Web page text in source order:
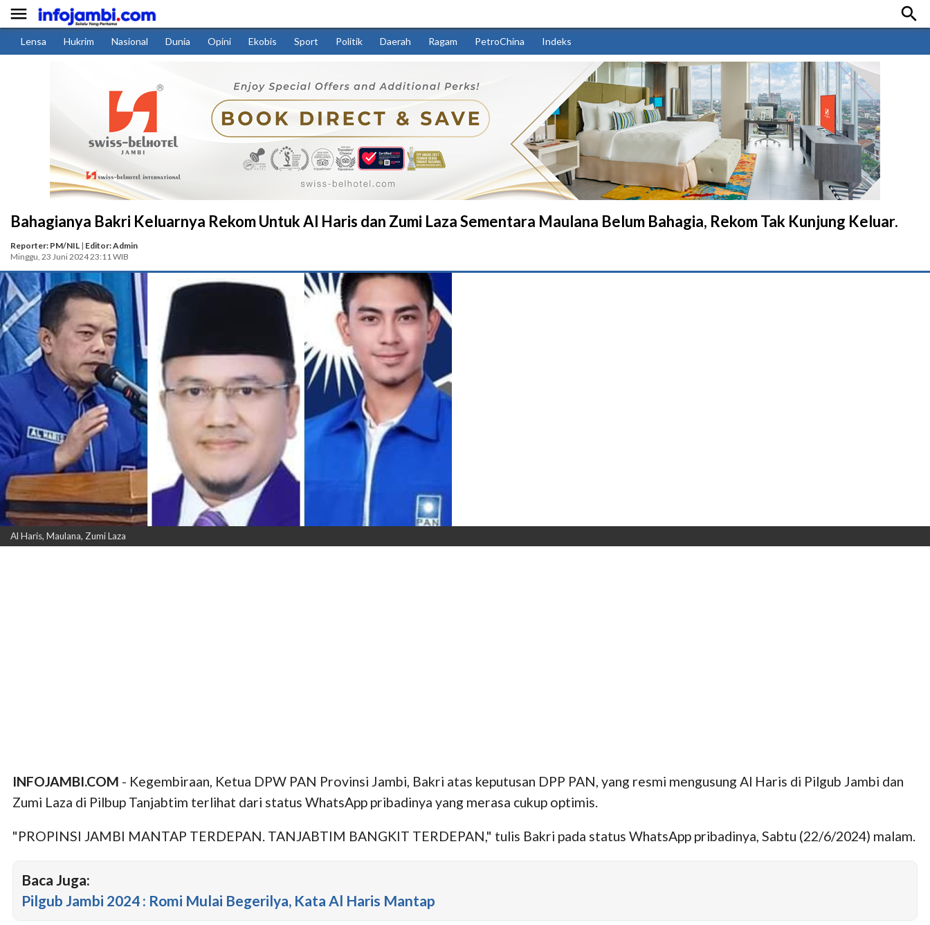
 
Lensa Hukrim Nasional Dunia Opini Ekobis Sport Politik Daerah Ragam PetroChina Indeks
Bahagianya Bakri Keluarnya Rekom Untuk Al Haris dan Zumi Laza Sementara Maulana Belum Bahagia, Rekom Tak Kunjung Keluar.
Reporter: PM/NIL | Editor: Admin
Minggu, 23 Juni 2024 23:11 WIB
Al Haris, Maulana, Zumi Laza
INFOJAMBI.COM - Kegembiraan, Ketua DPW PAN Provinsi Jambi, Bakri atas keputusan DPP PAN, yang resmi mengusung Al Haris di Pilgub Jambi dan
Zumi Laza di Pilbup Tanjabtim terlihat dari status WhatsApp pribadinya yang merasa cukup optimis.
"PROPINSI JAMBI MANTAP TERDEPAN. TANJABTIM BANGKIT TERDEPAN," tulis Bakri pada status WhatsApp pribadinya, Sabtu (22/6/2024) malam.
Baca Juga:
Pilgub Jambi 2024 : Romi Mulai Begerilya, Kata Al Haris Mantap